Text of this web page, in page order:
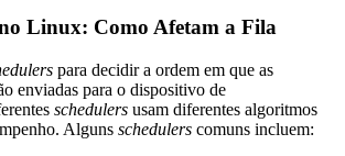
Linux: Como Afetam a Fila
para decidir a ordem em que as
enviadas para o dispositivo de
schedulers usam diferentes algoritmos
Alguns schedulers comuns incluem: